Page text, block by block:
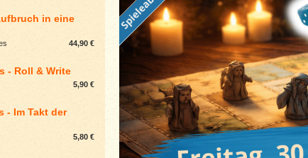
in eine
44,90 €
- Roll & Write
5,90 €
- Im Takt der
5,80 €